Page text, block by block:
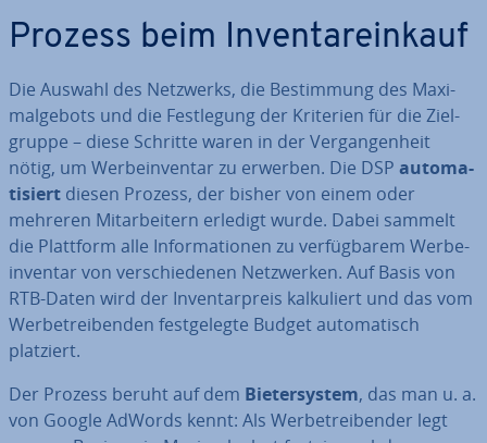
Prozess beim In­ven­tar­ein­kauf
Die Auswahl des Netzwerks, die Be­stim­mung des Ma­xi­
mal­ge­bots und die Fest­le­gung der Kriterien für die Ziel­
grup­pe – diese Schritte waren in der Ver­gan­gen­heit
nötig, um Wer­be­in­ven­tar zu erwerben. Die DSP au­to­ma­
ti­siert diesen Prozess, der bisher von einem oder
mehreren Mit­ar­bei­tern erledigt wurde. Dabei sammelt
die Plattform alle In­for­ma­tio­nen zu ver­füg­ba­rem Wer­be­
in­ven­tar von ver­schie­de­nen Netz­wer­ken. Auf Basis von
RTB-Daten wird der In­ven­tar­preis kal­ku­liert und das vom
Wer­be­trei­ben­den fest­ge­leg­te Budget au­to­ma­tisch
platziert.
Der Prozess beruht auf dem Bie­ter­sys­tem, das man u. a.
von Google AdWords kennt: Als Wer­be­trei­ben­der legt